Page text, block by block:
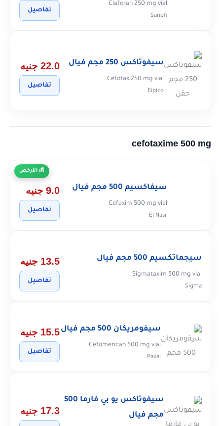
Claforan 250 mg vial
Sanofi
تفاصيل
سيفوتاكس 250 مجم فيال
Cefotax 250 mg vial
Eipico
22.0 جنيه
تفاصيل
cefotaxime 500 mg
الأرخص
سيفاكسيم 500 مجم فيال
Cefaxim 500 mg vial
El Nasr
9.0 جنيه
تفاصيل
سيجماتكسيم 500 مجم فيال
Sigmataxim 500 mg vial
Sigma
13.5 جنيه
تفاصيل
سيفومريكان 500 مجم فيال
Cefomerican 500 mg vial
Paxal
15.5 جنيه
تفاصيل
سيفوتاكس يو بي فارما 500
مجم فيال
17.3 جنيه